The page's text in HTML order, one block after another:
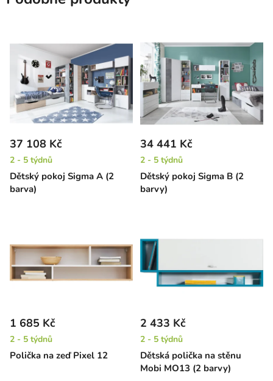
Dětský pokoj Sigma A (2
barva)
37 108 Kč
2 - 5 týdnů
Dětský pokoj Sigma B (2
barvy)
34 441 Kč
2 - 5 týdnů
Polička na zeď Pixel 12
1 685 Kč
2 - 5 týdnů
Dětská polička na stěnu
Mobi MO13 (2 barvy)
2 433 Kč
2 - 5 týdnů